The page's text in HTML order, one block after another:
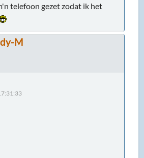
telefoon gezet zodat ik het
M